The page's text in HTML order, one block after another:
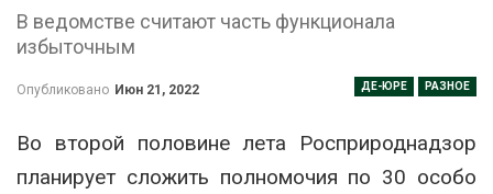
В ведомстве считают часть функционала
избыточным
ДЕ-ЮРЕ РАЗНОЕ
Опубликовано Июн 21, 2022
Во второй половине лета Росприроднадзор
планирует сложить полномочия по 30 особо